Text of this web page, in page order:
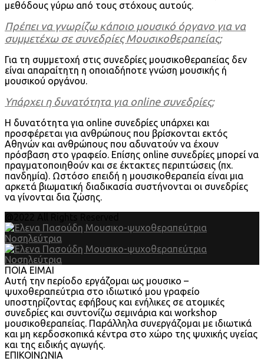
μεθόδους γύρω από τους στόχους αυτούς.
Πρέπει να γνωρίζω κάποιο μουσικό όργανο για να
συμμετέχω σε συνεδρίες Μουσικοθεραπείας;
Για τη συμμετοχή στις συνεδρίες μουσικοθεραπείας δεν
είναι απαραίτητη η οποιαδήποτε γνώση μουσικής ή
μουσικού οργάνου.
Υπάρχει η δυνατότητα για online συνεδρίες;
Η δυνατότητα για online συνεδρίες υπάρχει και
προσφέρεται για ανθρώπους που βρίσκονται εκτός
Αθηνών και ανθρώπους που αδυνατούν να έχουν
πρόσβαση στο γραφείο. Επίσης online συνεδρίες μπορεί να
πραγματοποιηθούν και σε έκτακτες περιπτώσεις (πχ.
πανδημία). Ωστόσο επειδή η μουσικοθεραπεία είναι μια
αρκετά βιωματική διαδικασία συστήνονται οι συνεδρίες
να γίνονται δια ζώσης.
ΠΟΙΑ ΕΙΜΑΙ
Αυτή την περίοδο εργάζομαι ως μουσικο –
ψυχοθεραπεύτρια στο ιδιωτικό μου γραφείο
υποστηρίζοντας εφήβους και ενήλικες σε ατομικές
συνεδρίες και συντονίζω σεμινάρια και workshop
μουσικοθεραπείας. Παράλληλα συνεργάζομαι με ιδιωτικά
και μη κερδοσκοπικά κέντρα στο χώρο της ψυχικής υγείας
και της ειδικής αγωγής.
ΕΠΙΚΟΙΝΩΝΙΑ